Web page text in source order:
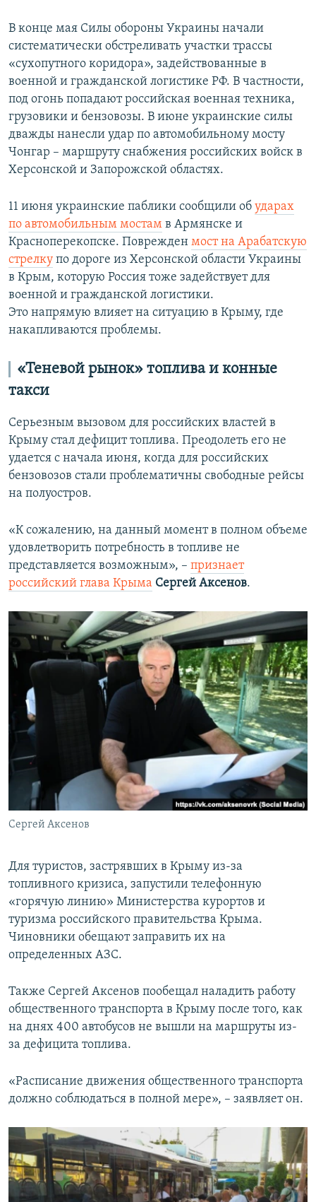
В конце мая Силы обороны Украины начали
систематически обстреливать участки трассы
«сухопутного коридора», задействованные в
военной и гражданской логистике РФ. В частности,
под огонь попадают российская военная техника,
грузовики и бензовозы. В июне украинские силы
дважды нанесли удар по автомобильному мосту
Чонгар – маршруту снабжения российских войск в
Херсонской и Запорожской областях.
11 июня украинские паблики сообщили об ударах
по автомобильным мостам в Армянске и
Красноперекопске. Поврежден мост на Арабатскую
стрелку по дороге из Херсонской области Украины
в Крым, которую Россия тоже задействует для
военной и гражданской логистики.
Это напрямую влияет на ситуацию в Крыму, где
накапливаются проблемы.
«Теневой рынок» топлива и конные
такси
Серьезным вызовом для российских властей в
Крыму стал дефицит топлива. Преодолеть его не
удается с начала июня, когда для российских
бензовозов стали проблематичны свободные рейсы
на полуостров.
«К сожалению, на данный момент в полном объеме
удовлетворить потребность в топливе не
представляется возможным», – признает
российский глава Крыма Сергей Аксенов.
Сергей Аксенов
Для туристов, застрявших в Крыму из-за
топливного кризиса, запустили телефонную
«горячую линию» Министерства курортов и
туризма российского правительства Крыма.
Чиновники обещают заправить их на
определенных АЗС.
Также Сергей Аксенов пообещал наладить работу
общественного транспорта в Крыму после того, как
на днях 400 автобусов не вышли на маршруты из-
за дефицита топлива.
«Расписание движения общественного транспорта
должно соблюдаться в полной мере», – заявляет он.